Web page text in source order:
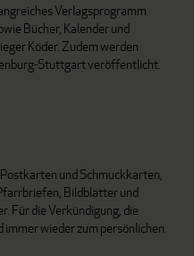
Verlagsprogramm
Bücher, Kalender und
Köder. Zudem werden
Stuttgart veröffentlicht.
und Schmuckkarten,
Bildblätter und
Für die Verkündigung, die
wieder zum persönlichen